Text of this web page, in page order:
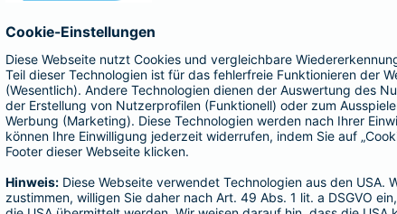
bereitzustellen.
die Anpassung der zu versichernden Tage momentan
auf barmenia.de ist das Kontrastverhältnis zwischen
auf den Vermittler-Homepages
streben wir die Umsetzung der digitalen